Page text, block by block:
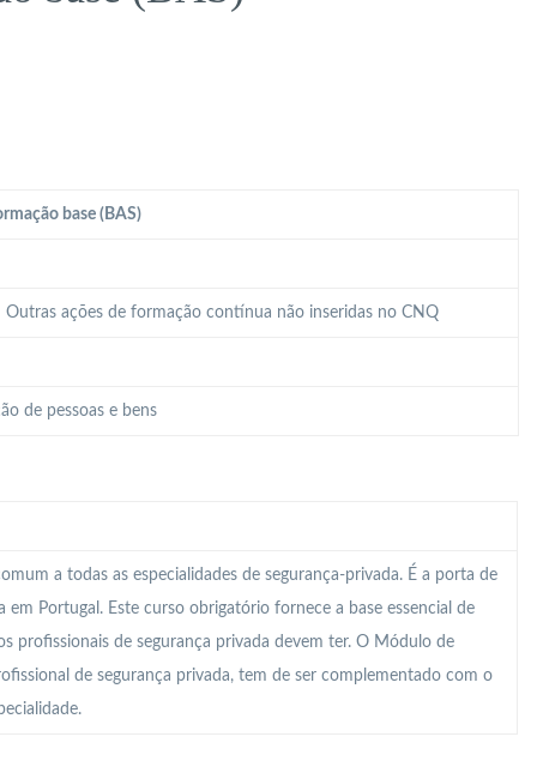
base (BAS)
Outras ações de formação contínua não inseridas no CNQ
de pessoas e bens
a todas as especialidades de segurança-privada. É a porta de
Portugal. Este curso obrigatório fornece a base essencial de
profissionais de segurança privada devem ter. O Módulo de
de segurança privada, tem de ser complementado com o